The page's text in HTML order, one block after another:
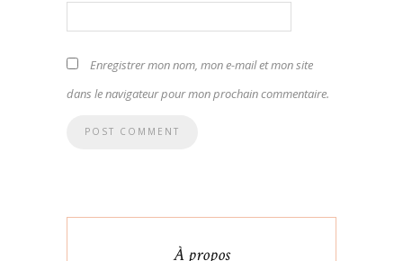
Enregistrer mon nom, mon e-mail et mon site
dans le navigateur pour mon prochain commentaire.
À propos